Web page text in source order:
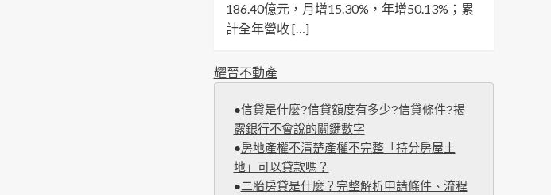
186.40億元，月增15.30%，年增50.13%；累
計全年營收 […]
耀晉不動產
●信貸是什麼?信貸額度有多少?信貸條件?揭
露銀行不會說的關鍵數字
●房地產權不清楚產權不完整「持分房屋土
地」可以貸款嗎？
●二胎房貸是什麼？完整解析申請條件、流程